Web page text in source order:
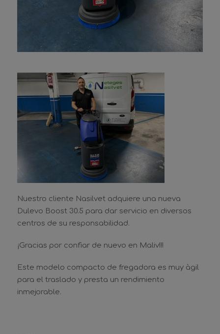
Nuestro cliente Nasilvet adquiere una nueva
Dulevo Boost 30.5 para dar servicio en diversos
centros de su responsabilidad.
¡Gracias por confiar de nuevo en Maliv!!!
Este modelo compacto de fregadora es muy àgil
para el traslado y presta un rendimiento
inmejorable.